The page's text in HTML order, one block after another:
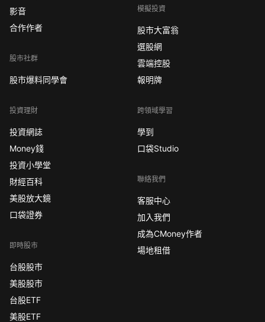
影音
合作作者
股市社群
股市爆料同學會
投資理財
投資網誌
Money錢
投資小學堂
財經百科
美股放大鏡
口袋證券
即時股市
台股股市
美股股市
台股ETF
美股ETF
模擬投資
股市大富翁
選股網
雲端控股
報明牌
跨領域學習
學到
口袋Studio
聯絡我們
客服中心
加入我們
成為CMoney作者
場地租借